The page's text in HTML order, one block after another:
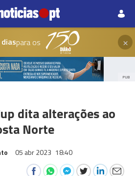
para os ×
PUB
dita alterações ao
Norte
05 abr 2023 18:40